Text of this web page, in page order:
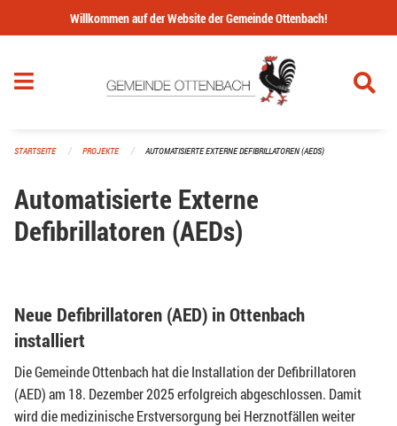
Navigation überspringen
Willkommen auf der Website der Gemeinde Ottenbach!
STARTSEITE PROJEKTE AUTOMATISIERTE EXTERNE DEFIBRILLATOREN (AEDS)
Automatisierte Externe
Defibrillatoren (AEDs)
Neue Defibrillatoren (AED) in Ottenbach
installiert
Die Gemeinde Ottenbach hat die Installation der Defibrillatoren
(AED) am 18. Dezember 2025 erfolgreich abgeschlossen. Damit
wird die medizinische Erstversorgung bei Herznotfällen weiter